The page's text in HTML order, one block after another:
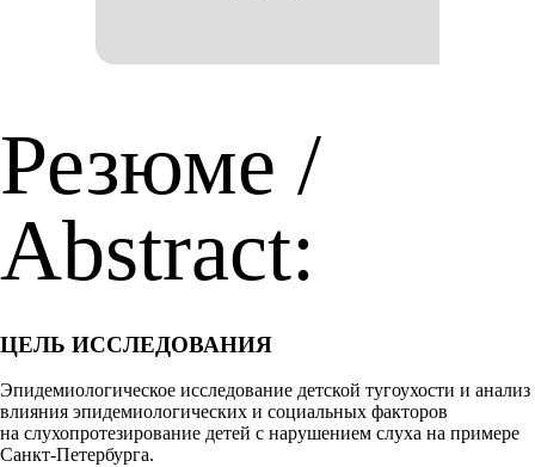
Резюме /
Abstract:
ЦЕЛЬ ИССЛЕДОВАНИЯ
Эпидемиологическое исследование детской тугоухости и анализ
влияния эпидемиологических и социальных факторов
на слухопротезирование детей с нарушением слуха на примере
Санкт-Петербурга.